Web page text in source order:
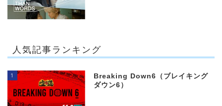
人気記事ランキング
1
Breaking Down6（ブレイキング
ダウン6）